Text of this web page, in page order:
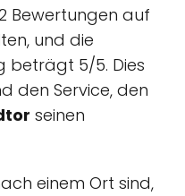
Bewertungen auf
und die
beträgt 5/5. Dies
den Service, den
seinen
einem Ort sind,